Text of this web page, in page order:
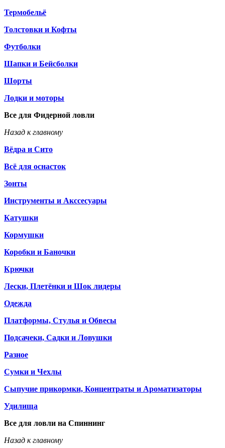
Термобельё
Толстовки и Кофты
Футболки
Шапки и Бейсболки
Шорты
Лодки и моторы
Все для Фидерной ловли
Назад к главному
Вёдра и Сито
Всё для оснасток
Зонты
Инструменты и Акссесуары
Катушки
Кормушки
Коробки и Баночки
Крючки
Лески, Плетёнки и Шок лидеры
Одежда
Платформы, Стулья и Обвесы
Подсачеки, Садки и Ловушки
Разное
Сумки и Чехлы
Сыпучие прикормки, Концентраты и Ароматизаторы
Удилища
Все для ловли на Спиннинг
Назад к главному